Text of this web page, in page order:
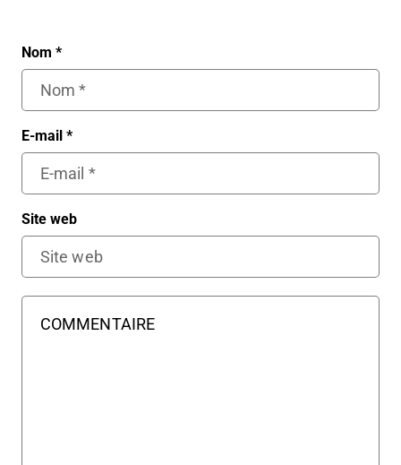
Nom *
E-mail *
Site web